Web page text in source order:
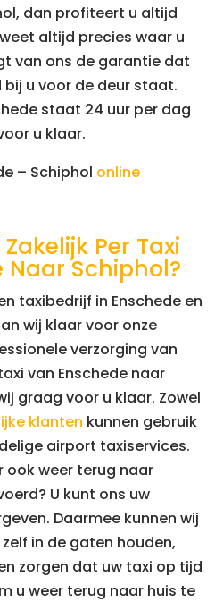
dan profiteert u altijd
altijd precies waar u
van ons de garantie dat
u voor de deur staat.
staat 24 uur per dag
u klaar.
– Schiphol online
Per Taxi
Naar Schiphol?
taxibedrijf in Enschede en
wij klaar voor onze
verzorging van
van Enschede naar
graag voor u klaar. Zowel
klanten kunnen gebruik
airport taxiservices.
ook weer terug naar
U kunt ons uw
Daarmee kunnen wij
in de gaten houden,
zorgen dat uw taxi op tijd
u weer terug naar huis te